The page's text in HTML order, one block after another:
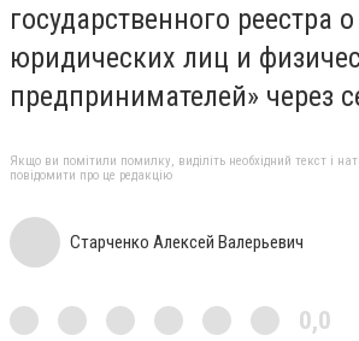
государственного реестра
юридических лиц и
предпринимателей» через
Якщо ви помітили помилку, виділіть необхідний текст і
повідомити про це редакцію
Старченко Алексей Валерьевич
0,0